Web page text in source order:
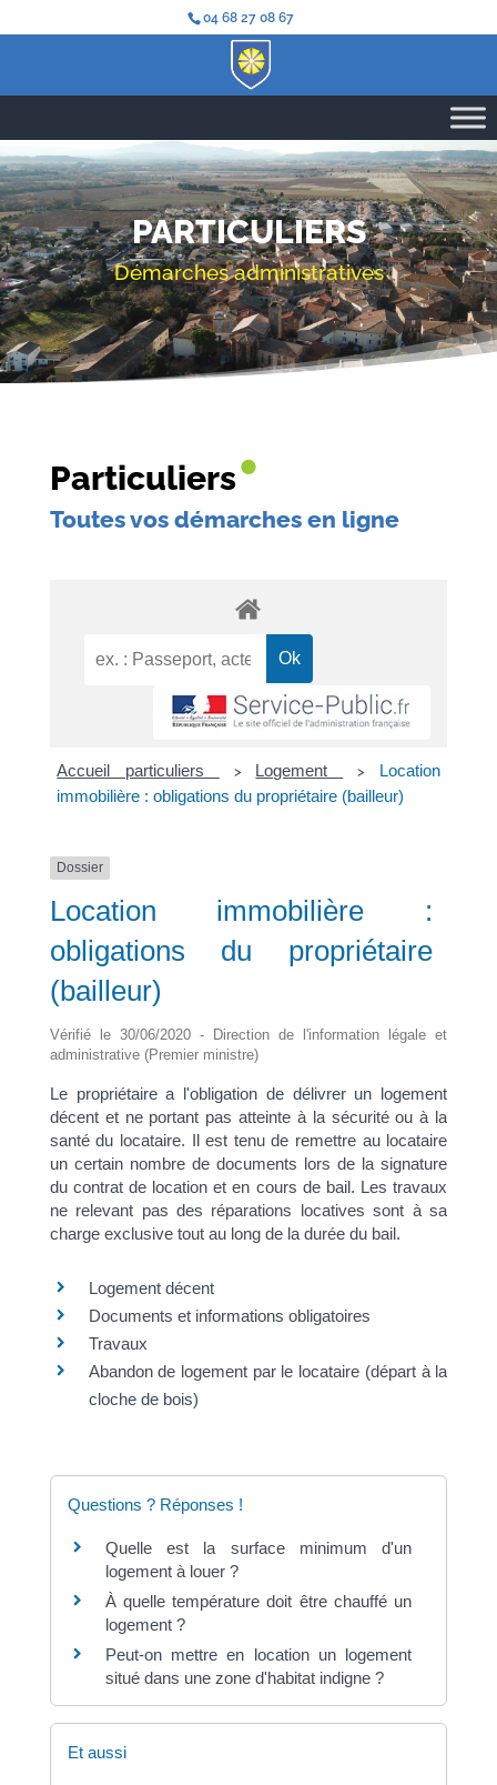
04 68 27 08 67
PARTICULIERS
Démarches administratives
Particuliers•
Toutes vos démarches en ligne
Accueil particuliers > Logement >
Location
immobilière : obligations du propriétaire (bailleur)
Dossier
Location immobilière :
obligations du propriétaire
(bailleur)
Vérifié le 30/06/2020 - Direction de l'information légale et
administrative (Premier ministre)
Le propriétaire a l'obligation de délivrer un logement
décent et ne portant pas atteinte à la sécurité ou à la
santé du locataire. Il est tenu de remettre au locataire
un certain nombre de documents lors de la signature
du contrat de location et en cours de bail. Les travaux
ne relevant pas des réparations locatives sont à sa
charge exclusive tout au long de la durée du bail.
Logement décent
Documents et informations obligatoires
Travaux
Abandon de logement par le locataire (départ à la
cloche de bois)
Questions ? Réponses !
Quelle est la surface minimum d'un
logement à louer ?
À quelle température doit être chauffé un
logement ?
Peut-on mettre en location un logement
situé dans une zone d'habitat indigne ?
Et aussi